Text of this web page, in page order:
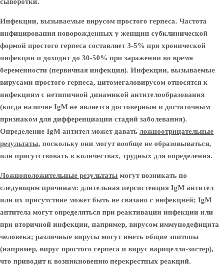
Инфекции, вызываемые вирусом простого герпеса. Частота
инфицирования новорожденных у женщин субклинической
формой простого герпеса составляет 3-5% при хронической
инфекции и доходит до 30-50% при заражении во время
беременности (первичная инфекция). Инфекции, вызываемые
вирусами простого герпеса, цитомегаловирусом относятся к
инфекциям с нетипичной динамикой антителообразования
(когда наличие IgM не является достоверным и достаточным
признаком для дифференциации стадий заболевания).
Определение IgM антител может давать ложноотрицательные
результаты, поскольку они могут вообще не образовываться,
или присутствовать в количествах, трудных для определения.
Ложноположительные результаты могут возникать по
следующим причинам: длительная персистенция IgM антител
или их присутствие может быть не связано с инфекцией; IgM
антитела могут определяться при реактивации инфекции или
при вторичной инфекции, например, вирусом иммунодефицита
человека; различные вирусы могут иметь общие эпитопы
(например, вирус простого герпеса и вирус варицелла-зостер),
что приводит к возникновению перекрестных реакций.